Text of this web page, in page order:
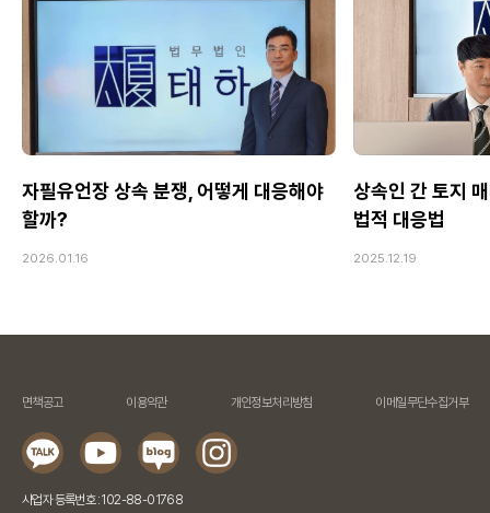
자필유언장 상속 분쟁, 어떻게 대응해야
할까?
2026.01.16
상속인 간 토지
법적 대응법
2025.12.19
면책공고 이용약관 개인정보처리방침 이메일무단수집거부
사업자 등록번호 : 102-88-01768